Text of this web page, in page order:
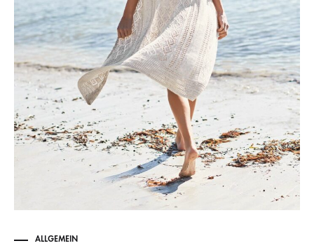
ALLGEMEIN